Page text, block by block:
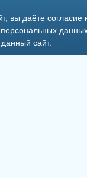
вы даёте согласие
сайт.